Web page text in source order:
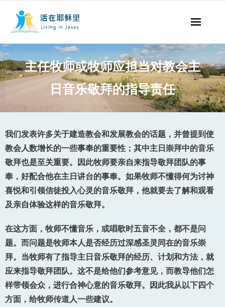
视听节目
阅读文章
永生之道
奉献支持
其他语言
主任牧师或牧师应担当对教会主
日音乐敬拜的指导责任
我们发表许多关于建造教会和发展教会的话题，并曾提到使
教会人数增长的一些事奉的重要性；其中主日崇拜中的音乐
敬拜也是至关重要。因此牧师要亲自来指导敬拜团队的事
奉，好配合他在主日讲台的事奉。如果牧师不懂得何为讨神
喜悦和引领信徒投入心灵的音乐敬拜，他就要去了解和观看
及亲自体验这样的音乐敬拜。
在这方面，牧师不懂音乐，或唱歌时五音不全，都不是问
题。而问题是牧师本人是否经历过深感圣灵同在的音乐崇
拜。当牧师有了指导主日音乐敬拜的经历、计划和方法，就
应来指导敬拜团队。这不是给他们参考意见，而教导他们怎
样带领会众，进行合神心意的音乐敬拜。因此我从以下四个
方面，给牧师传道人一些建议。